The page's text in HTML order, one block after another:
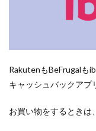
RakutenもBeFrugalも
キャッシュバックアプ
お買い物をするときは